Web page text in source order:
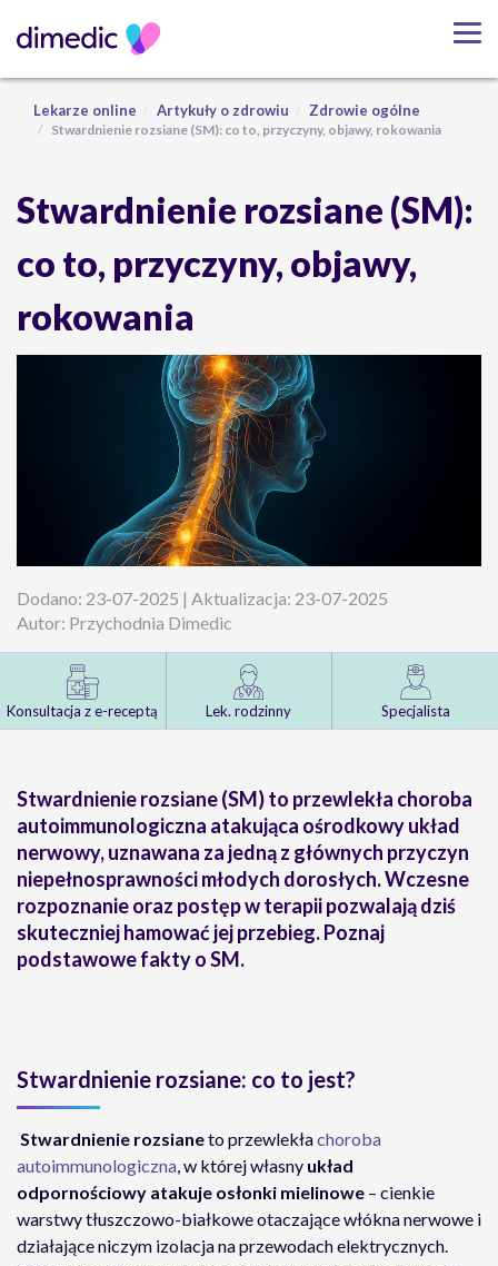
Lekarze online Artykuły o zdrowiu Zdrowie ogólne
Stwardnienie rozsiane (SM): co to, przyczyny, objawy, rokowania
Stwardnienie rozsiane (SM):
co to, przyczyny, objawy,
rokowania
Dodano: 23-07-2025 | Aktualizacja: 23-07-2025
Autor: Przychodnia Dimedic
Konsultacja z e-receptą Lek. rodzinny Specjalista
Stwardnienie rozsiane (SM) to przewlekła choroba
autoimmunologiczna atakująca ośrodkowy układ
nerwowy, uznawana za jedną z głównych przyczyn
niepełnosprawności młodych dorosłych. Wczesne
rozpoznanie oraz postęp w terapii pozwalają dziś
skuteczniej hamować jej przebieg. Poznaj
podstawowe fakty o SM.
Stwardnienie rozsiane: co to jest?
Stwardnienie rozsianeto przewlekłachoroba
autoimmunologiczna, w której własny układ
odpornościowy atakuje osłonki mielinowe – cienkie
warstwy tłuszczowo-białkowe otaczające włókna nerwowe i
działające niczym izolacja na przewodach elektrycznych.